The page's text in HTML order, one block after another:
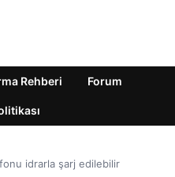
Rehberi Forum
idrarla şarj edilebilir